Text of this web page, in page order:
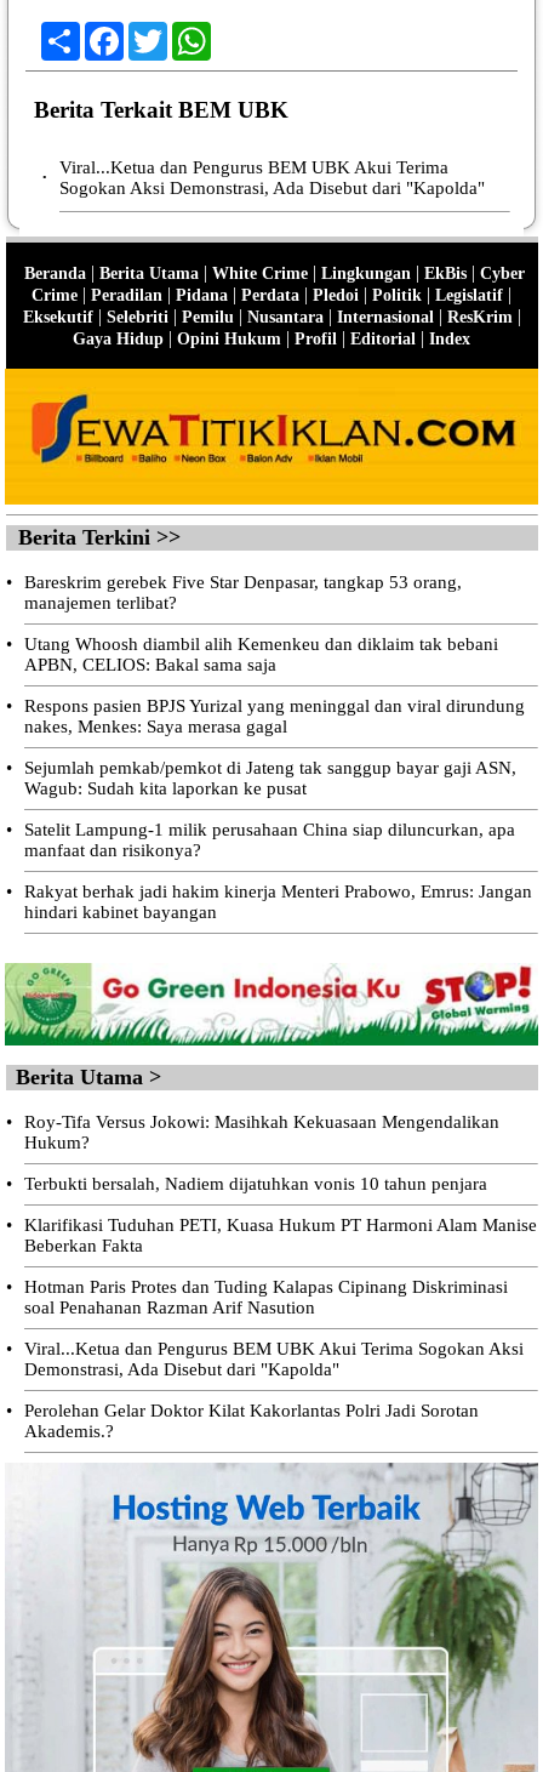
ShareFacebook
TwitterWhatsApp
Berita Terkait BEM UBK
•
Viral...Ketua dan Pengurus BEM UBK Akui Terima
Sogokan Aksi Demonstrasi, Ada Disebut dari "Kapolda"
Beranda| Berita Utama| White Crime| Lingkungan | EkBis| Cyber
Crime | Peradilan | Pidana | Perdata | Pledoi | Politik | Legislatif |
Eksekutif| Selebriti | Pemilu | Nusantara| Internasional | ResKrim |
Gaya Hidup | Opini Hukum | Profil | Editorial | Index
Berita Terkini >>
•
Bareskrim gerebek Five Star Denpasar, tangkap 53 orang,
manajemen terlibat?
•
Utang Whoosh diambil alih Kemenkeu dan diklaim tak bebani
APBN, CELIOS: Bakal sama saja
•
Respons pasien BPJS Yurizal yang meninggal dan viral dirundung
nakes, Menkes: Saya merasa gagal
•
Sejumlah pemkab/pemkot di Jateng tak sanggup bayar gaji ASN,
Wagub: Sudah kita laporkan ke pusat
•
Satelit Lampung-1 milik perusahaan China siap diluncurkan, apa
manfaat dan risikonya?
•
Rakyat berhak jadi hakim kinerja Menteri Prabowo, Emrus: Jangan
hindari kabinet bayangan
Berita Utama >
•
Roy-Tifa Versus Jokowi: Masihkah Kekuasaan Mengendalikan
Hukum?
• Terbukti bersalah, Nadiem dijatuhkan vonis 10 tahun penjara
•
Klarifikasi Tuduhan PETI, Kuasa Hukum PT Harmoni Alam Manise
Beberkan Fakta
•
Hotman Paris Protes dan Tuding Kalapas Cipinang Diskriminasi
soal Penahanan Razman Arif Nasution
•
Viral...Ketua dan Pengurus BEM UBK Akui Terima Sogokan Aksi
Demonstrasi, Ada Disebut dari "Kapolda"
•
Perolehan Gelar Doktor Kilat Kakorlantas Polri Jadi Sorotan
Akademis.?